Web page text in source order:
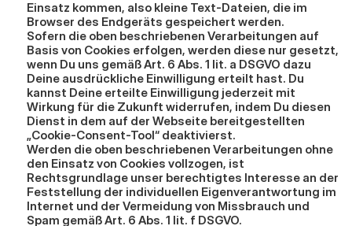
Einsatz kommen, also kleine Text-Dateien, die im
Browser des Endgeräts gespeichert werden.
Sofern die oben beschriebenen Verarbeitungen auf
Basis von Cookies erfolgen, werden diese nur gesetzt,
wenn Du uns gemäß Art. 6 Abs. 1 lit. a DSGVO dazu
Deine ausdrückliche Einwilligung erteilt hast. Du
kannst Deine erteilte Einwilligung jederzeit mit
Wirkung für die Zukunft widerrufen, indem Du diesen
Dienst in dem auf der Webseite bereitgestellten
„Cookie-Consent-Tool“ deaktivierst.
Werden die oben beschriebenen Verarbeitungen ohne
den Einsatz von Cookies vollzogen, ist
Rechtsgrundlage unser berechtigtes Interesse an der
Feststellung der individuellen Eigenverantwortung im
Internet und der Vermeidung von Missbrauch und
Spam gemäß Art. 6 Abs. 1 lit. f DSGVO.